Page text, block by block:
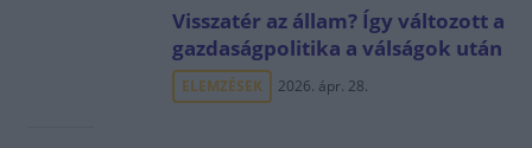
Visszatér az állam? Így változott a
gazdaságpolitika a válságok után
ELEMZÉSEK 2026. ápr. 28.